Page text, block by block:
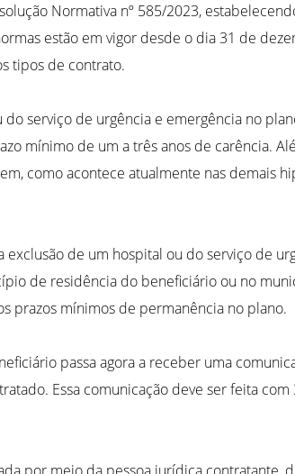
Normativa nº 585/2023,
estão em vigor desde o dia 31 de
tipos de contrato.
serviço de urgência e emergência no
mínimo de um a três anos de carência.
como acontece atualmente nas demais
de um hospital ou do serviço de
de residência do beneficiário ou no
prazos mínimos de permanência no plano.
passa agora a receber uma
Essa comunicação deve ser feita